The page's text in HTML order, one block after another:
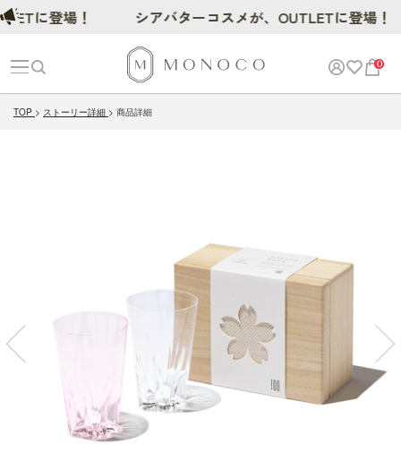
0
TOP ストーリー詳細 商品詳細
登場！ シアバターコスメが、OUTLETに登場！